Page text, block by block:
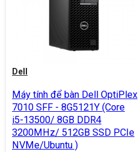
Dell
Máy tính để bàn Dell OptiPlex
7010 SFF - 8G5121Y (Core
i5-13500/ 8GB DDR4
3200MHz/ 512GB SSD PCIe
NVMe/Ubuntu )